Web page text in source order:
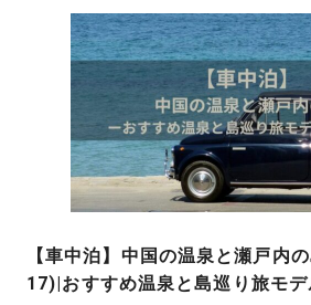
【車中泊】中国の温泉と瀬戸内
17)|おすすめ温泉と島巡り旅モデ